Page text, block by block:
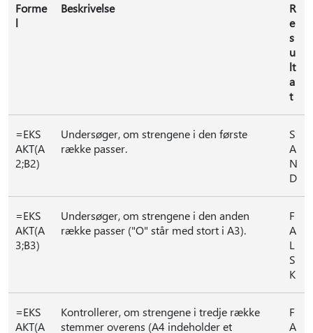
Forme
l
Beskrivelse
R
e
s
u
lt
a
t
=EKS
AKT(A
2;B2)
Undersøger, om strengene i den første
række passer.
S
A
N
D
=EKS
AKT(A
3;B3)
Undersøger, om strengene i den anden
række passer ("O" står med stort i A3).
F
A
L
S
K
=EKS
AKT(A
Kontrollerer, om strengene i tredje række
stemmer overens (A4 indeholder et
F
A